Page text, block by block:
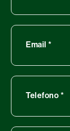
Email*
Telefono *